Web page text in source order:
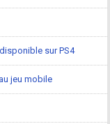
sur PS4
jeu mobile